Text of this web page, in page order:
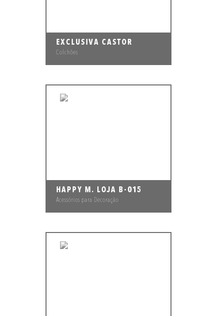
EXCLUSIVA CASTOR
Colchões
HAPPY M. LOJA B-015
Acessórios para Decoração